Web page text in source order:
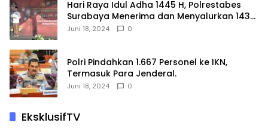
Hari Raya Idul Adha 1445 H, Polrestabes
Surabaya Menerima dan Menyalurkan 143
Hewan Kurban
Juni 18, 2024 0
Polri Pindahkan 1.667 Personel ke IKN,
Termasuk Para Jenderal.
Juni 18, 2024 0
EksklusifTV